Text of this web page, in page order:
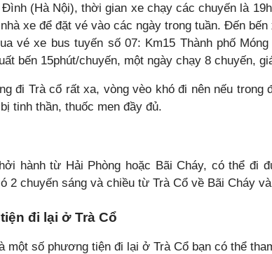
(Hà Nội), thời gian xe chạy các chuyến là
xe để đặt vé vào các ngày trong tuần. Đến
vé xe bus tuyến số 07: Km15 Thành phố
bến 15phút/chuyến, một ngày chạy 8 chuyến,
đi Trà cổ rất xa, vòng vèo khó đi nên nếu
tinh thần, thuốc men đầy đủ.
hành từ Hải Phòng hoặc Bãi Cháy, có thể đi
2 chuyến sáng và chiều từ Trà Cổ về Bãi Cháy
đi lại ở Trà Cổ
một số phương tiện đi lại ở Trà Cổ bạn có thể